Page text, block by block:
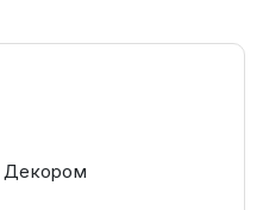
Декором